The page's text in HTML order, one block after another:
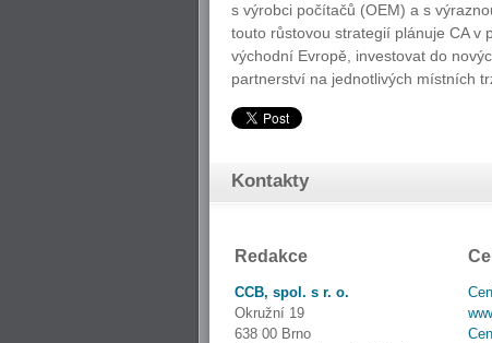
s výrobci počítačů (OEM) a s
touto růstovou strategií plánuje CA v
východní Evropě, investovat do
partnerství na jednotlivých místních
Kontakty
Redakce
CCB, spol. s r. o.
Okružní 19
638 00 Brno